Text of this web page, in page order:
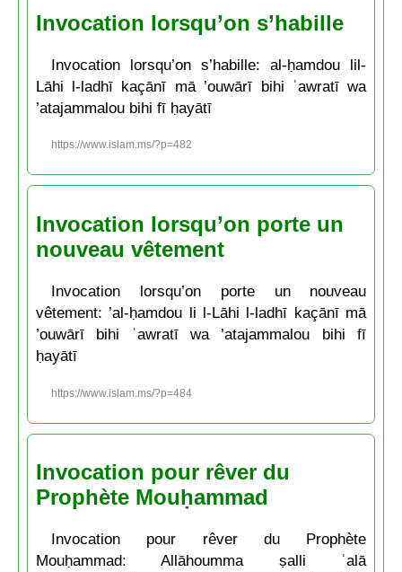
Invocation lorsqu’on s’habille
Invocation lorsqu’on s’habille: al-ḥamdou lil-
Lāhi l-ladhī kaçānī mā ’ouwārī bihi ʿawratī wa
’atajammalou bihi fī ḥayātī
https://www.islam.ms/?p=482
Invocation lorsqu’on porte un
nouveau vêtement
Invocation lorsqu’on porte un nouveau
vêtement: ’al-ḥamdou li l-Lāhi l-ladhī kaçānī mā
’ouwārī bihi ʿawratī wa ’atajammalou bihi fī
ḥayātī
https://www.islam.ms/?p=484
Invocation pour rêver du
Prophète Mouḥammad
Invocation pour rêver du Prophète
Mouḥammad: Allāhoumma ṣalli ʿalā